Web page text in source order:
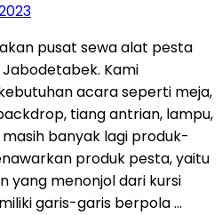
pusat sewa alat pesta
Kami
acara seperti meja,
tiang antrian, lampu,
banyak lagi produk-
produk pesta, yaitu
yang menonjol dari kursi
garis-garis berpola …